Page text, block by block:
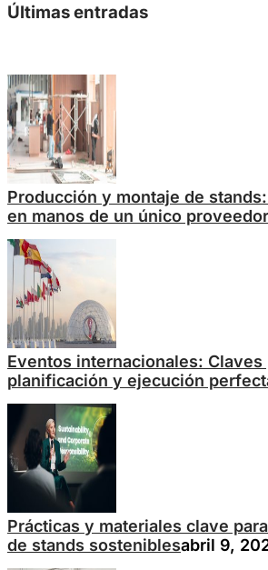
Últimas entradas
Producción y montaje de
en manos de un único proveedor
Eventos internacionales: Claves
planificación y ejecución
Prácticas y materiales clave
de stands sosteniblesabril 9,